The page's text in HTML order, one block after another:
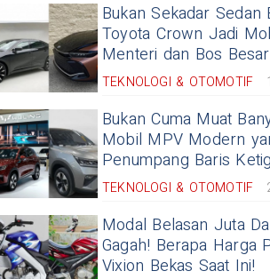
Bukan Sekadar Sedan
Toyota Crown Jadi
Menteri dan Bos
TEKNOLOGI & OTOMOTIF
Bukan Cuma Muat
Mobil MPV Modern
Penumpang Baris
TEKNOLOGI & OTOMOTIF
Modal Belasan Juta
Gagah! Berapa Harga
Vixion Bekas Saat Ini!